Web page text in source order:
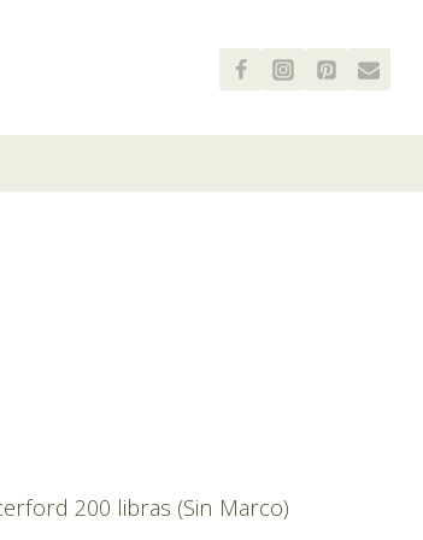
200 libras (Sin Marco)